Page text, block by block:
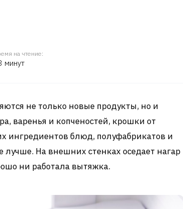
на чтение:
минут
не только новые продукты, но и
варенья и копченостей, крошки от
ингредиентов блюд, полуфабрикатов и
лучше. На внешних стенках оседает нагар
ни работала вытяжка.